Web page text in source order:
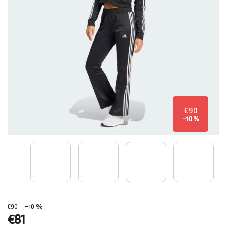
€90
–10 %
€90 –10 %
€81